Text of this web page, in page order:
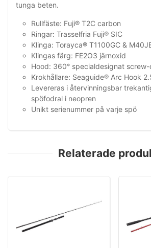
tunga beten.
Rullfäste: Fuji® T2C carbon
Ringar: Trasselfria Fuji® SIC
Klinga: Torayca® T1100GC &
Klingas färg: FE2O3 järnoxid
Hood: 360° specialdesignat
Krokhållare: Seaguide® Arc Hook
Levereras i återvinningsbar
spöfodral i neopren
Unikt serienummer på varje spö
Relaterade